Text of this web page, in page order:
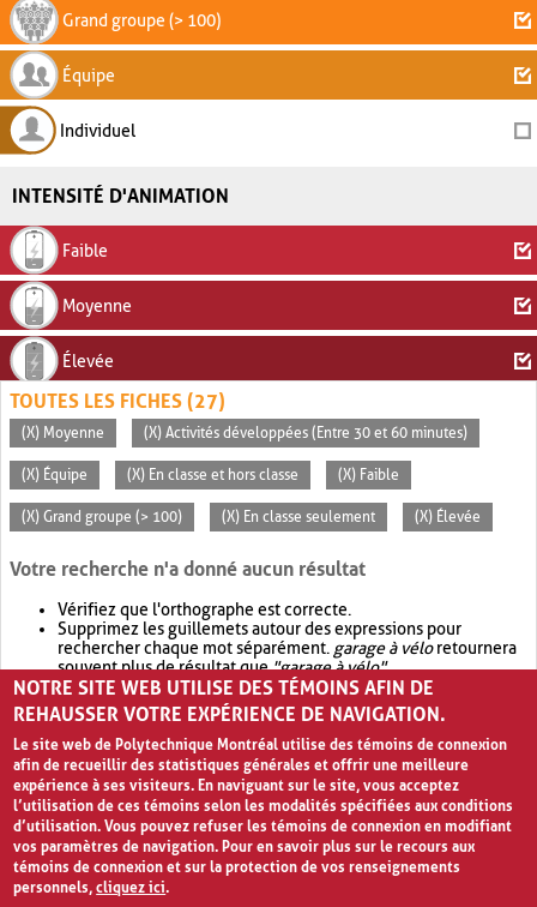
Grand groupe (> 100)
Équipe
Individuel
INTENSITÉ D'ANIMATION
Faible
Moyenne
Élevée
TOUTES LES FICHES (27)
(X) Moyenne (X) Activités développées (Entre 30 et 60 minutes)
(X) Équipe (X) En classe et hors classe (X) Faible
(X) Grand groupe (> 100) (X) En classe seulement (X) Élevée
Votre recherche n'a donné aucun résultat
Vérifiez que l'orthographe est correcte.
Supprimez les guillemets autour des expressions pour
rechercher chaque mot séparément. garage à véloretournera
souvent plus de résultat que"garage à vélo".
Envisagez d'élargir votre recherche avec OR.garage OR vélo
retournera souvent plus de résultat quegarage à vélo
NOTRE SITE WEB UTILISE DES TÉMOINS AFIN DE
REHAUSSER VOTRE EXPÉRIENCE DE NAVIGATION.
Le site web de Polytechnique Montréal utilise des témoins de connexion
afin de recueillir des statistiques générales et offrir une meilleure
expérience à ses visiteurs. En naviguant sur le site, vous acceptez
l’utilisation de ces témoins selon les modalités spécifiées aux conditions
d’utilisation. Vous pouvez refuser les témoins de connexion en modifiant
vos paramètres de navigation. Pour en savoir plus sur le recours aux
témoins de connexion et sur la protection de vos renseignements
personnels,cliquez ici.